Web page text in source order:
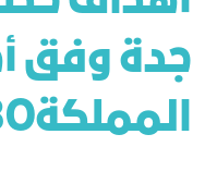
جدة وفق
المملكة2030